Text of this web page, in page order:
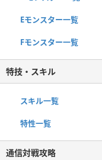
Eモンスター一覧
Fモンスター一覧
特技・スキル
スキル一覧
特性一覧
通信対戦攻略